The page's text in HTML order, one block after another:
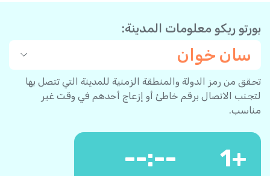
بورتو ريكو معلومات المدينة:
سان خوان
تحقق من رمز الدولة والمنطقة الزمنية للمدينة التي تتصل بها
لتجنب الاتصال برقم خاطئ أو إزعاج أحدهم في وقت غير
مناسب.
+
1
--:--